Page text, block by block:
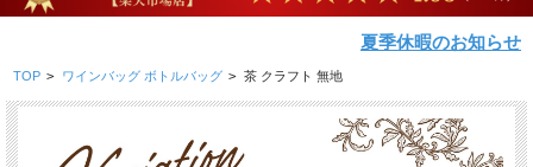
夏季休暇のお知らせ
TOP > ワインバッグ ボトルバッグ > 茶 クラフト 無地